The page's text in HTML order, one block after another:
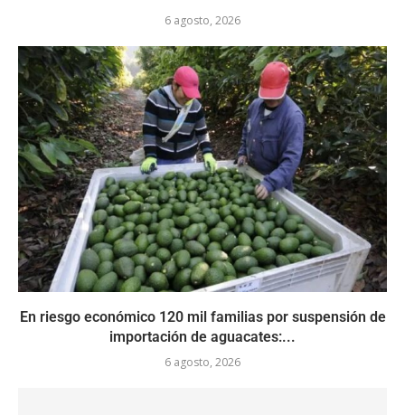
6 agosto, 2026
En riesgo económico 120 mil familias por suspensión de
importación de aguacates:...
6 agosto, 2026